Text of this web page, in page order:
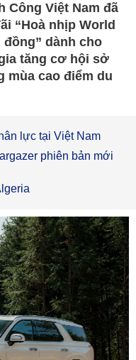
Công Việt Nam đã
“Hoà nhịp World
dành cho
tăng cơ hội sở
mùa cao điểm du
lực tại Việt Nam
phiên bản mới